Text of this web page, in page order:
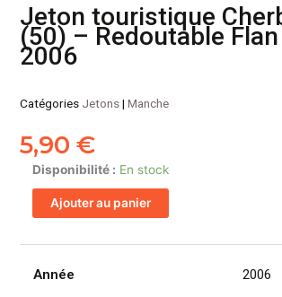
Jeton touristique
(50) – Redoutable
2006
Catégories Jetons|Manche
5,90€
Disponibilité : En stock
quantité
de
Jeton
Cherbourg
(50)
Ajouter au panier
Année
2006